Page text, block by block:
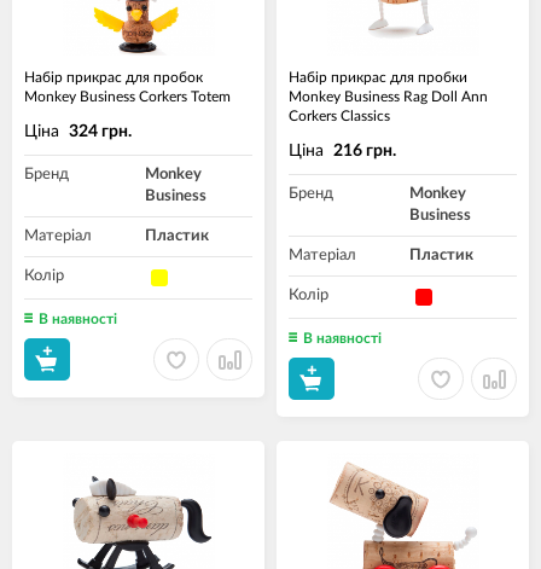
Набір прикрас для пробок
Monkey Business Corkers Totem
Ціна 324 грн.
Бренд
Monkey
Business
Матеріал Пластик
Колір
В наявності
Набір прикрас для пробки
Monkey Business Rag Doll Ann
Corkers Classics
Ціна 216 грн.
Бренд
Monkey
Business
Матеріал Пластик
Колір
В наявності